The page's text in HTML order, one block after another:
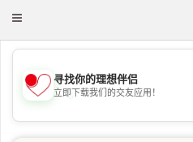
Toggle
💖
寻找你的理想伴侣
立即下载我们的交友应用！